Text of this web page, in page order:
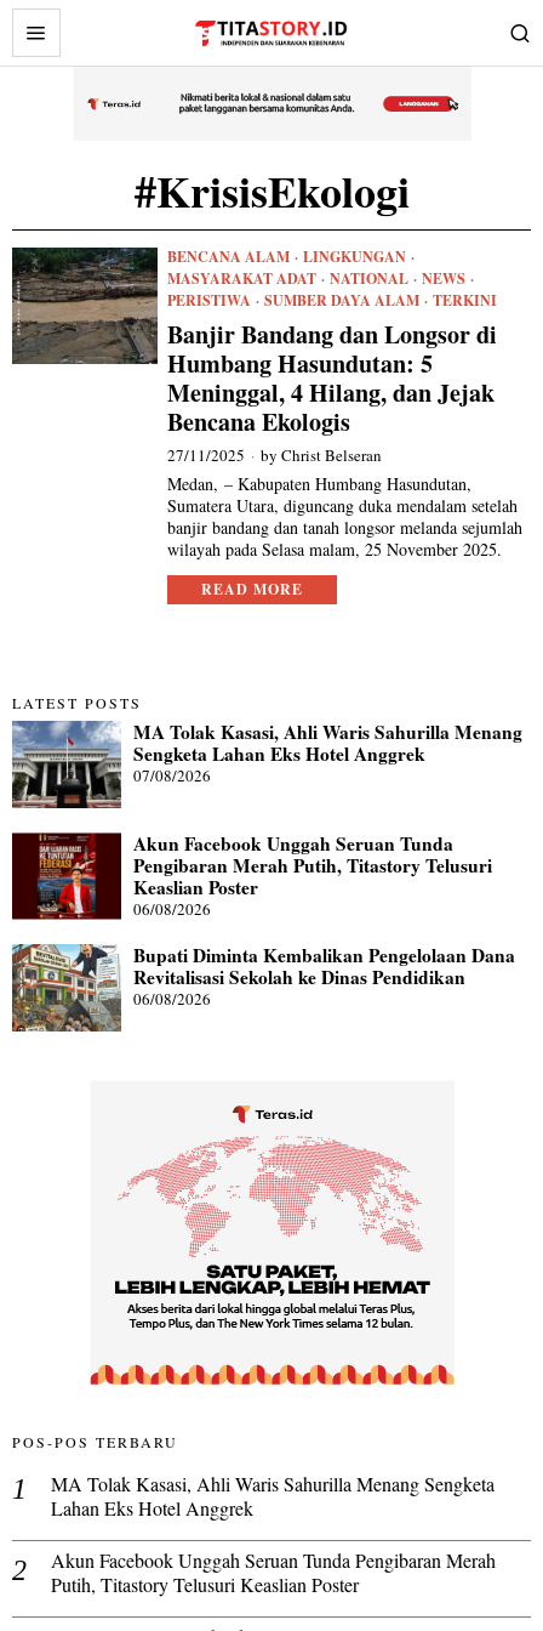
#KrisisEkologi
BENCANA ALAM · LINGKUNGAN ·
MASYARAKAT ADAT · NATIONAL · NEWS ·
PERISTIWA · SUMBER DAYA ALAM · TERKINI
Banjir Bandang dan Longsor di
Humbang Hasundutan: 5
Meninggal, 4 Hilang, dan Jejak
Bencana Ekologis
27/11/2025 byChrist Belseran
Medan, – Kabupaten Humbang Hasundutan,
Sumatera Utara, diguncang duka mendalam setelah
banjir bandang dan tanah longsor melanda sejumlah
wilayah pada Selasa malam, 25 November 2025.
READ MORE
LATEST POSTS
MA Tolak Kasasi, Ahli Waris Sahurilla Menang
Sengketa Lahan Eks Hotel Anggrek
07/08/2026
Akun Facebook Unggah Seruan Tunda
Pengibaran Merah Putih, Titastory Telusuri
Keaslian Poster
06/08/2026
Bupati Diminta Kembalikan Pengelolaan Dana
Revitalisasi Sekolah ke Dinas Pendidikan
06/08/2026
POS-POS TERBARU
MA Tolak Kasasi, Ahli Waris Sahurilla Menang Sengketa
Lahan Eks Hotel Anggrek
Akun Facebook Unggah Seruan Tunda Pengibaran Merah
Putih, Titastory Telusuri Keaslian Poster